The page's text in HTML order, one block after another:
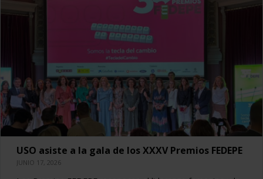
USO asiste a la gala de los XXXV Premios FEDEPE
JUNIO 17, 2026